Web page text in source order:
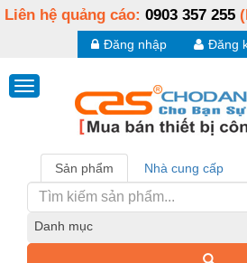
Liên hệ quảng cáo: 0903 357 255
Đăng
Đăng nhập
Sản phẩm Nhà cung cấp
Danh mục